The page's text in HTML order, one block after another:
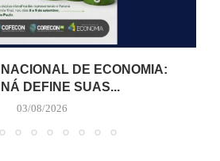
DE ECONOMIA:
DEFINE SUAS...
03/08/2026